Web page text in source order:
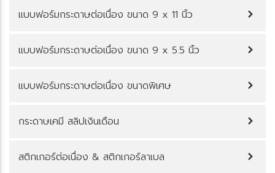
บบฟอร์มกระดาษต่อเนื่อง ขนาด 9 x 11 นิ้ว
บบฟอร์มกระดาษต่อเนื่อง ขนาด 9 x 5.5 นิ้ว
บบฟอร์มกระดาษต่อเนื่อง ขนาดพิเศษ
กระดาษเคมี สลิปเงินเดือน
สติกเกอร์ต่อเนื่อง & สติกเกอร์ลาเบล